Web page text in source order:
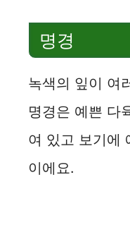
명경
녹색의 잎이 여
명경은 예쁜 다
여 있고 보기에
이에요.